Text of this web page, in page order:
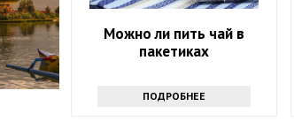
Можно ли пить чай в
пакетиках
ПОДРОБНЕЕ